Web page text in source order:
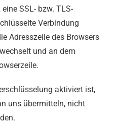
SSL- bzw. TLS-
Verbindung
Adresszeile des Browsers
und an dem
aktiviert ist,
uns übermitteln, nicht